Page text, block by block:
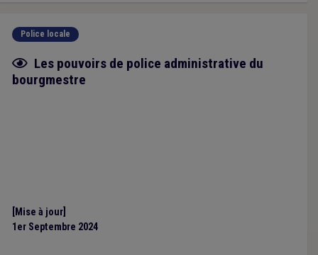
Police locale
Fiche focus
Les pouvoirs de police administrative du
bourgmestre
[Mise à jour]
1er Septembre 2024